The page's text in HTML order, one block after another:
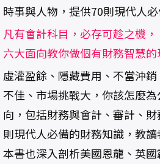
時事與人物，提供70則現代人
凡有會計科目，必存可趁之機，
六大面向教你做個有財務智慧的
虛灌盈餘、隱藏費用、不當沖
不佳、市場挑戰大，你該怎麼
向，包括財務與會計、審計、
則現代人必備的財務知識，教
本書也深入剖析美國恩龍、英